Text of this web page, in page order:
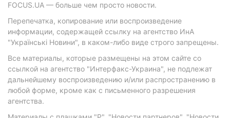
FOCUS.UA — больше чем просто новости.
Перепечатка, копирование или воспроизведение
информации, содержащей ссылку на агентство ИнА
"Українські Новини", в каком-либо виде строго запрещены.
Все материалы, которые размещены на этом сайте со
ссылкой на агентство "Интерфакс-Украина", не подлежат
дальнейшему воспроизведению и/или распространению в
любой форме, кроме как с письменного разрешения
агентства.